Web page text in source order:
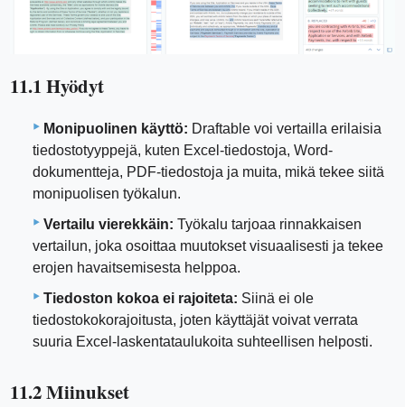
11.1 Hyödyt
Monipuolinen käyttö: Draftable voi vertailla erilaisia ​​
tiedostotyyppejä, kuten Excel-tiedostoja, Word-
dokumentteja, PDF-tiedostoja ja muita, mikä tekee siitä
monipuolisen työkalun.
Vertailu vierekkäin: Työkalu tarjoaa rinnakkaisen
vertailun, joka osoittaa muutokset visuaalisesti ja tekee
erojen havaitsemisesta helppoa.
Tiedoston kokoa ei rajoiteta: Siinä ei ole
tiedostokokorajoitusta, joten käyttäjät voivat verrata
suuria Excel-laskentataulukoita suhteellisen helposti.
11.2 Miinukset